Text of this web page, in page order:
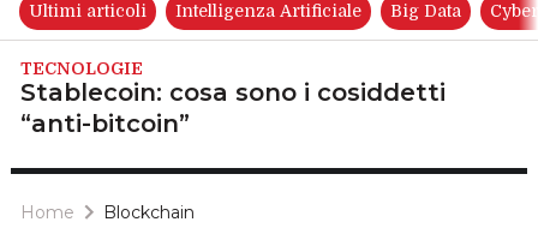
Ultimi articoli Intelligenza Artificiale Big Data
TECNOLOGIE
Stablecoin: cosa sono i cosiddetti
“anti-bitcoin”
Home Blockchain